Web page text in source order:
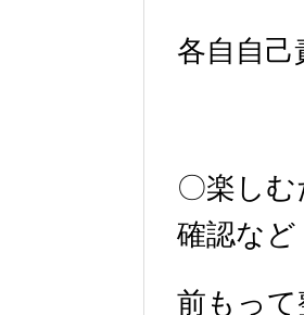
各自自
〇楽し
確認など
前もっ